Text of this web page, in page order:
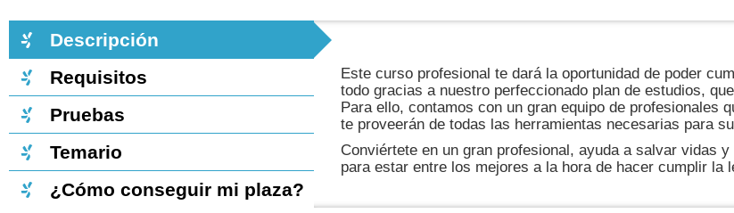
Descripción
Requisitos
Pruebas
Temario
¿Cómo conseguir mi plaza?
Este curso profesional te dará la oportunidad de poder
todo gracias a nuestro perfeccionado plan de estudios,
Para ello, contamos con un gran equipo de profesionales
te proveerán de todas las herramientas necesarias para
Conviértete en un gran profesional, ayuda a salvar vidas
para estar entre los mejores a la hora de hacer cumplir la